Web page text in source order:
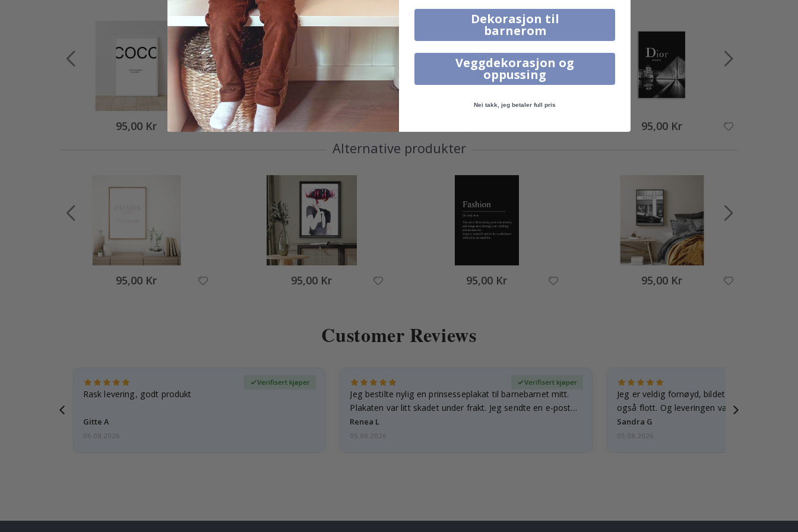
95,00 Kr 95,00 Kr 95,00 Kr
Alternative produkter
95,00 Kr 95,00 Kr 95,00 Kr 95,00 Kr
Customer Reviews
Rask levering, godt produkt
Gitte A
Verifisert kjøper
06.08.2026
Jeg bestilte nylig en prinsesseplakat til barnebarnet mitt.
Plakaten var litt skadet under frakt. Jeg sendte en e-post…
Renea L
Verifisert kjøper
05.08.2026
Jeg er veldig fornøyd, bildet er godt laget og
også flott. Og leveringen var rask.
Sandra G
05.08.2026
Dekorasjon til
barnerom
Veggdekorasjon og
oppussing
Nei takk, jeg betaler full pris